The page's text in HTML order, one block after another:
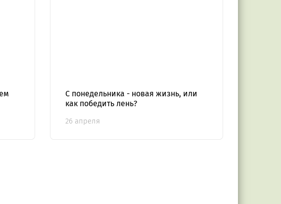
С понедельника - новая жизнь, или
как победить лень?
26 апреля